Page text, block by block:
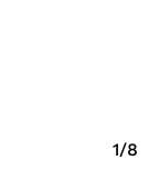
1/8